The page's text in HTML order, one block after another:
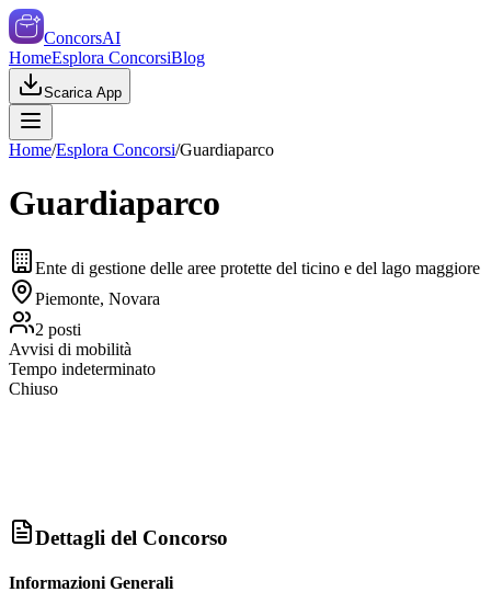
ConcorsAI
HomeEsplora ConcorsiBlog
Scarica App
Home/Esplora Concorsi/Guardiaparco
Guardiaparco
Ente di gestione delle aree protette del ticino e del lago maggiore
Piemonte, Novara
2 posti
Avvisi di mobilità
Tempo indeterminato
Chiuso
Dettagli del Concorso
Informazioni Generali